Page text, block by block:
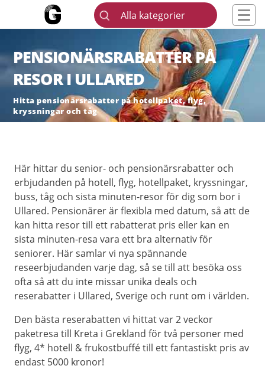
Alla kategorier
PENSIONÄRSRABATTER PÅ
RESOR I ULLARED
Hitta pensionärsrabatter på hotellpaket, flyg,
kryssningar och tåg
Här hittar du senior- och pensionärsrabatter och
erbjudanden på hotell, flyg, hotellpaket, kryssningar,
buss, tåg och sista minuten-resor för dig som bor i
Ullared. Pensionärer är flexibla med datum, så att de
kan hitta resor till ett rabatterat pris eller kan en
sista minuten-resa vara ett bra alternativ för
seniorer. Här samlar vi nya spännande
reseerbjudanden varje dag, så se till att besöka oss
ofta så att du inte missar unika deals och
reserabatter i Ullared, Sverige och runt om i världen.
Den bästa reserabatten vi hittat var 2 veckor
paketresa till Kreta i Grekland för två personer med
flyg, 4* hotell & frukostbuffé till ett fantastiskt pris av
endast 5000 kronor!